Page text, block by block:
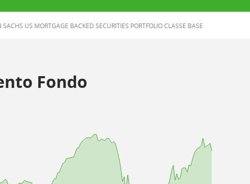
US MORTGAGE BACKED SECURITIES PORTFOLIO CLASSE BASE
Fondo